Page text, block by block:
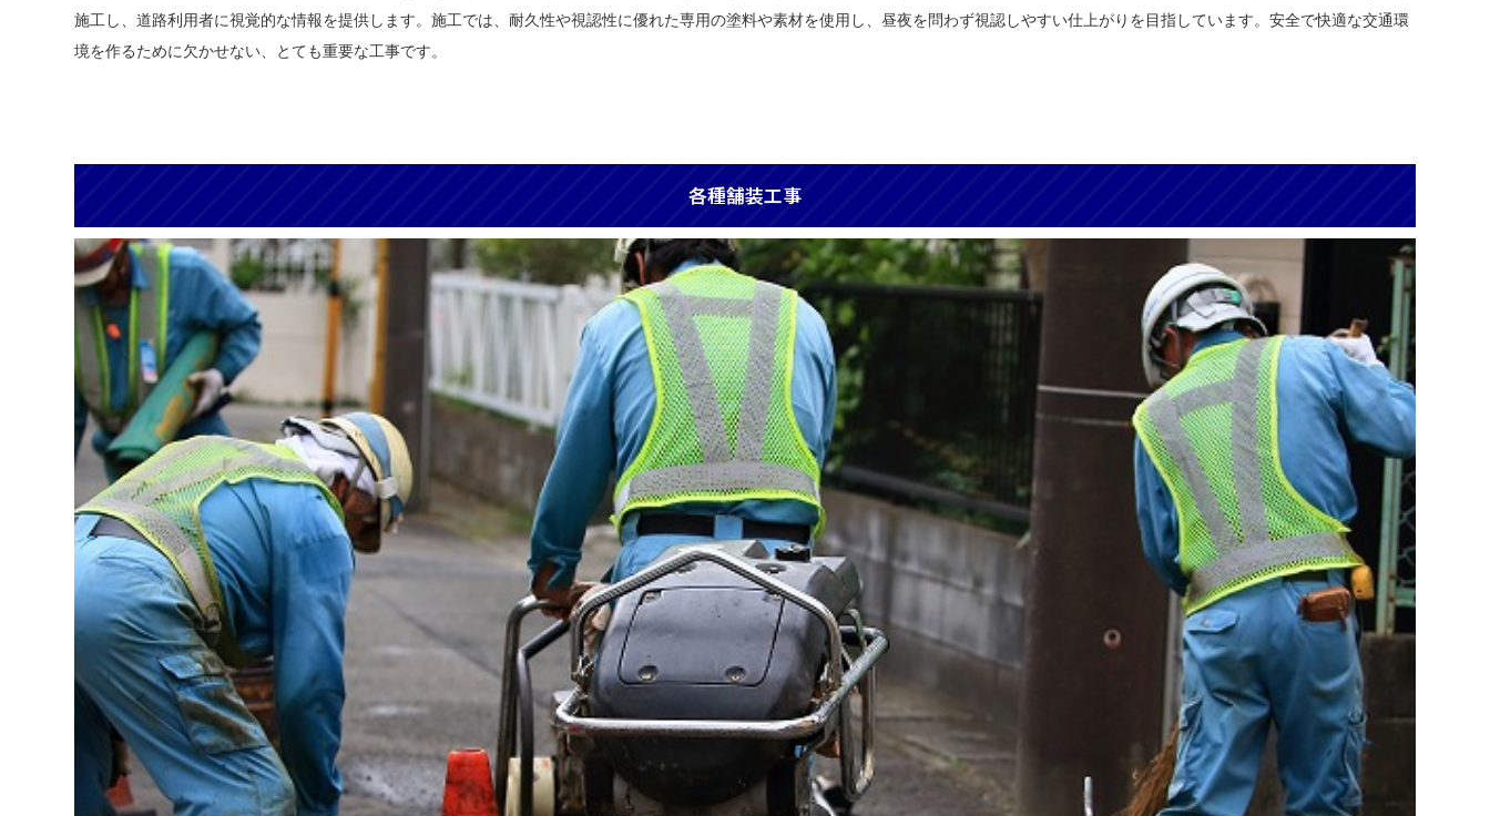
施工し、道路利用者に視覚的な情報を提供します。施工では、耐久性や視認性に優れた専用の塗料や素材を使用し、昼夜を問わず視認しやすい仕上がりを目指しています。安全で快適な交通環
境を作るために欠かせない、とても重要な工事です。
各種舗装工事